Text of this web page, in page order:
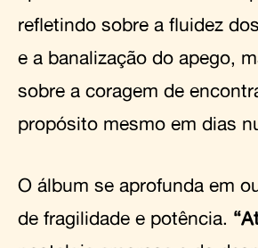
refletindo sobre a fluidez
e a banalização do apego,
sobre a coragem de
propósito mesmo em dias
O álbum se aprofunda em
de fragilidade e potência.